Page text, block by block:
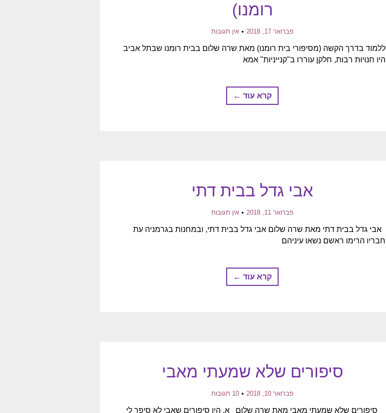
רומנו)
פברואר 17, 2018 אין תגובות
ללמוד בדרך הקשה (מסיפורי בית רומנו) מאת שרה שלום בבית רומנו שבתל אביב
היו חנויות רבות, חלקן עוררו ב"קנייניות" אמא
קרא עוד ←
אבי גדל בבית דתי
פברואר 11, 2018 אין תגובות
אבי גדל בבית דתי מאת שרה שלום אבי גדל בבית דתי, ובמחנות בגרמניה עת
חבריו הרימו ראשם נשאו עיניהם
קרא עוד ←
סיפורים שלא שמעתי מאבי
פברואר 10, 2018 10 תגובות
סיפורים שלא שמעתי מאבי מאת שרה שלום א. היו סיפורים שאבי לא סיפר לי